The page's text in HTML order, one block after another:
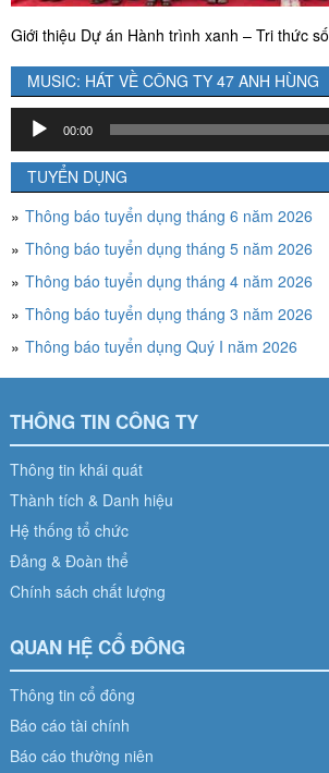
Giới thiệu Dự án Hành trình xanh – Tri thức số
MUSIC: HÁT VỀ CÔNG TY 47 ANH HÙNG
Trình
chơi
Audio
00:00
TUYỂN DỤNG
Thông báo tuyển dụng tháng 6 năm 2026
Thông báo tuyển dụng tháng 5 năm 2026
Thông báo tuyển dụng tháng 4 năm 2026
Thông báo tuyển dụng tháng 3 năm 2026
Thông báo tuyển dụng Quý I năm 2026
THÔNG TIN CÔNG TY
Thông tin khái quát
Thành tích & Danh hiệu
Hệ thống tổ chức
Đảng & Đoàn thể
Chính sách chất lượng
QUAN HỆ CỔ ĐÔNG
Thông tin cổ đông
Báo cáo tài chính
Báo cáo thường niên